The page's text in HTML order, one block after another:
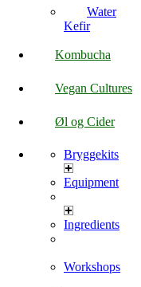
Water
Kefir
Kombucha
Vegan Cultures
Øl og Cider
Bryggekits
Equipment
Ingredients
Workshops